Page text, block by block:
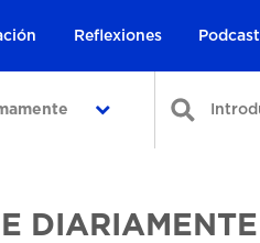
Reflexiones Podcast
DIARIAMENTE